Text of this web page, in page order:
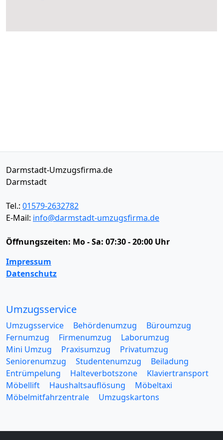
Darmstadt-Umzugsfirma.de
Darmstadt
Tel.: 01579-2632782
E-Mail: info@darmstadt-umzugsfirma.de
Öffnungszeiten: Mo - Sa: 07:30 - 20:00 Uhr
Impressum
Datenschutz
Umzugsservice
Umzugsservice Behördenumzug
Büroumzug
Fernumzug
Firmenumzug
Laborumzug
Mini Umzug
Praxisumzug
Privatumzug
Seniorenumzug
Studentenumzug
Beiladung
Entrümpelung
Halteverbotszone
Klaviertransport
Möbellift
Haushaltsauflösung
Möbeltaxi
Möbelmitfahrzentrale
Umzugskartons